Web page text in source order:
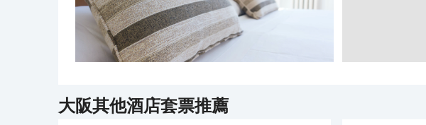
大阪其他酒店套票推薦